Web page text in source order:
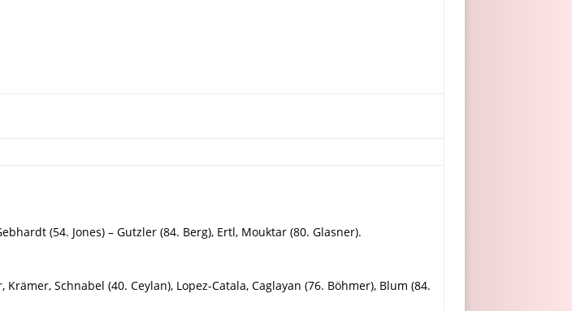
(54. Jones) – Gutzler (84. Berg), Ertl, Mouktar (80. Glasner).
Schnabel (40. Ceylan), Lopez-Catala, Caglayan (76. Böhmer), Blum (84.